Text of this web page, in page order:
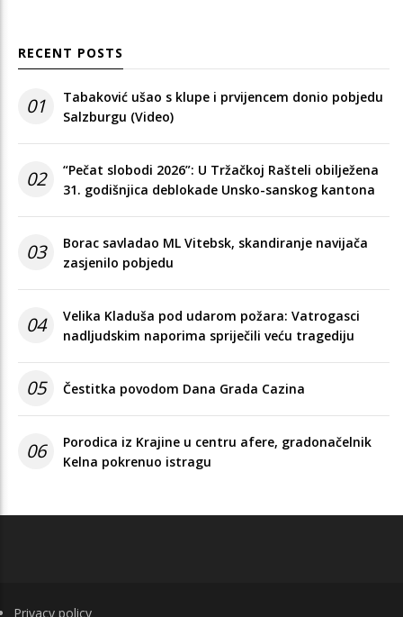
RECENT POSTS
01
Tabaković ušao s klupe i prvijencem donio pobjedu
Salzburgu (Video)
02
“Pečat slobodi 2026”: U Tržačkoj Rašteli obilježena
31. godišnjica deblokade Unsko-sanskog kantona
03
Borac savladao ML Vitebsk, skandiranje navijača
zasjenilo pobjedu
04
Velika Kladuša pod udarom požara: Vatrogasci
nadljudskim naporima spriječili veću tragediju
05 Čestitka povodom Dana Grada Cazina
06
Porodica iz Krajine u centru afere, gradonačelnik
Kelna pokrenuo istragu
FOOTER
Privacy policy